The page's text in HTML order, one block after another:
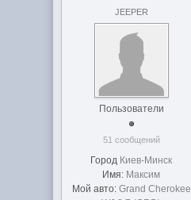
JEEPER
Пользователи
51 сообщений
Город Киев-Минск
Имя: Максим
Мой авто: Grand Cherokee